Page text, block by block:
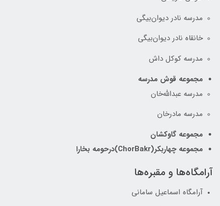
مدرسه نادر دیوان‌بیگی
خانقاه نادر دیوان‌بیگی
مدرسه کوکل داش
مجموعه قوش مدرسه
مدرسه عبدالله‌خان
مدرسه مادرخان
مجموعه گاوکشان
مجموعه چهاربکر(ChorBakr)درحومه بخارا
آرامگاه‌ها و مقبره‌ها
آرامگاه اسماعیل سامانی